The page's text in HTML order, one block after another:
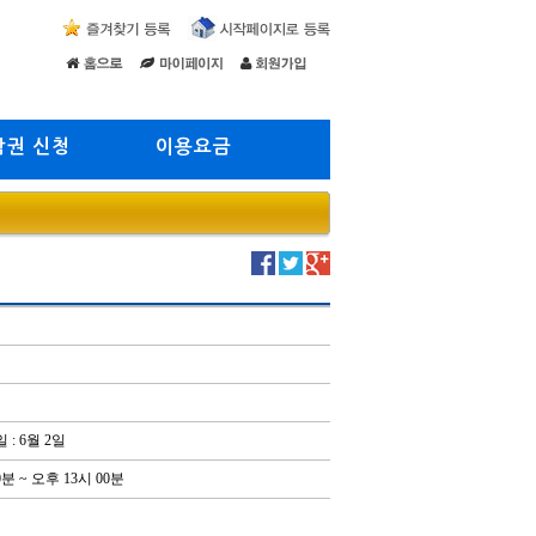
권 신청 이용요금
: 6월 2일
~ 오후 13시 00분